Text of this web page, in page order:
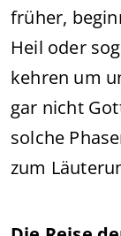
früher,
Heil oder
kehren um
gar nicht
solche
zum